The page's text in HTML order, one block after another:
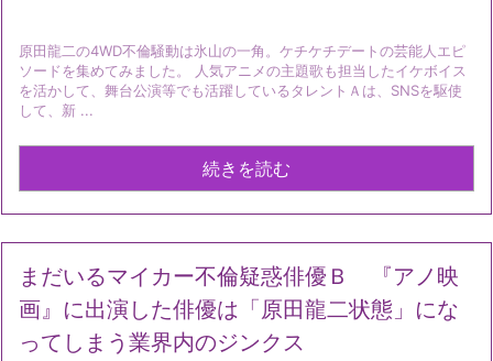
原田龍二の4WD不倫騒動は氷山の一角。ケチケチデートの芸能人エピ
ソードを集めてみました。 人気アニメの主題歌も担当したイケボイス
を活かして、舞台公演等でも活躍しているタレントＡは、SNSを駆使
して、新 ...
続きを読む
まだいるマイカー不倫疑惑俳優Ｂ 『アノ映
画』に出演した俳優は「原田龍二状態」にな
ってしまう業界内のジンクス